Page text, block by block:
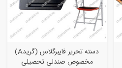
دسته تحریر فایبرگلاس (گریدA)
مخصوص صندلی تحصیلی